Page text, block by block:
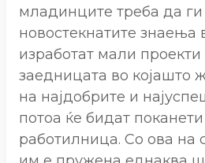
младинците треба да ги
новостекнатите знаења
изработат мали
заедницата во којашто
на најдобрите и
потоа ќе бидат
работилница. Со ова на